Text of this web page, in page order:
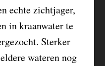
echte zichtjager,
in kraanwater te
Sterker
wateren nog